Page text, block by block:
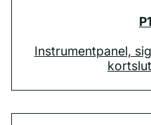
Instrumentpanel,